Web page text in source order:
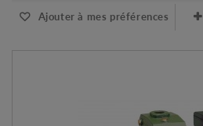
Ajouter à mes préférences